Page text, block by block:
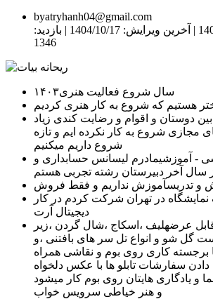
byatryhanh04@gmail.com
آخرین ویرایش: 1404/10/17 |
بازدید:
1346
سال شروع فعالیت هنری۱۴۰۳
هستیم که شروع به کار هنری کردیم
دوستان و اقوام و رضایت کندی زیاد
مجازی شروع به کار نکرده ایم و تازه
شروع داریم میکنیم
- آموزشیمادرم لیسانس حسابداری و
سال آخر دبیرستان رشته تجربی هستم
و تدریسآموزش نداریم و فقط فروش
نمایشگاه در تهران شرکت کردم در کار
دیجیتال آرت
عرضهلیف ،اسکاج ،شال گردن ،زیر
گل شو و انواع تل سر های بافتنی ،و
برجسته کاری روی بوم و نقاشی همراه
دادن سفارشات تابلو ها با عکس دلخواه
و هنر خیاطی سرویس خواب